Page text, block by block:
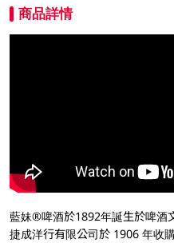
商品詳情
藍妹®啤酒於1892年誕生於啤酒
捷成洋行有限公司於 1906 年收